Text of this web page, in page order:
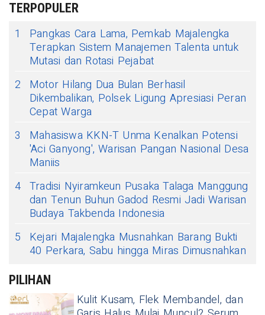
TERPOPULER
1
Pangkas Cara Lama, Pemkab Majalengka
Terapkan Sistem Manajemen Talenta untuk
Mutasi dan Rotasi Pejabat
2
Motor Hilang Dua Bulan Berhasil
Dikembalikan, Polsek Ligung Apresiasi Peran
Cepat Warga
3
Mahasiswa KKN-T Unma Kenalkan Potensi
'Aci Ganyong', Warisan Pangan Nasional Desa
Maniis
4 Tradisi Nyiramkeun Pusaka Talaga Manggung
dan Tenun Buhun Gadod Resmi Jadi Warisan
Budaya Takbenda Indonesia
5
Kejari Majalengka Musnahkan Barang Bukti
40 Perkara, Sabu hingga Miras Dimusnahkan
PILIHAN
Kulit Kusam, Flek Membandel, dan